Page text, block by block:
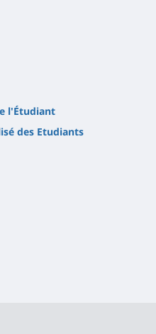
l'Étudiant
des Etudiants